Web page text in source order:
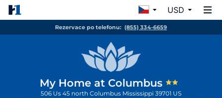
USD
Rezervace po telefonu: (855) 334-6659
My Home at Columbus
506 Us 45 north Columbus Mississippi 39701 US